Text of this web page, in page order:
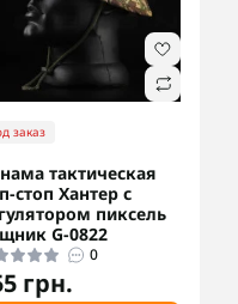
заказ
тактическая
стоп Хантер с
пиксель
G-0822
0
грн.